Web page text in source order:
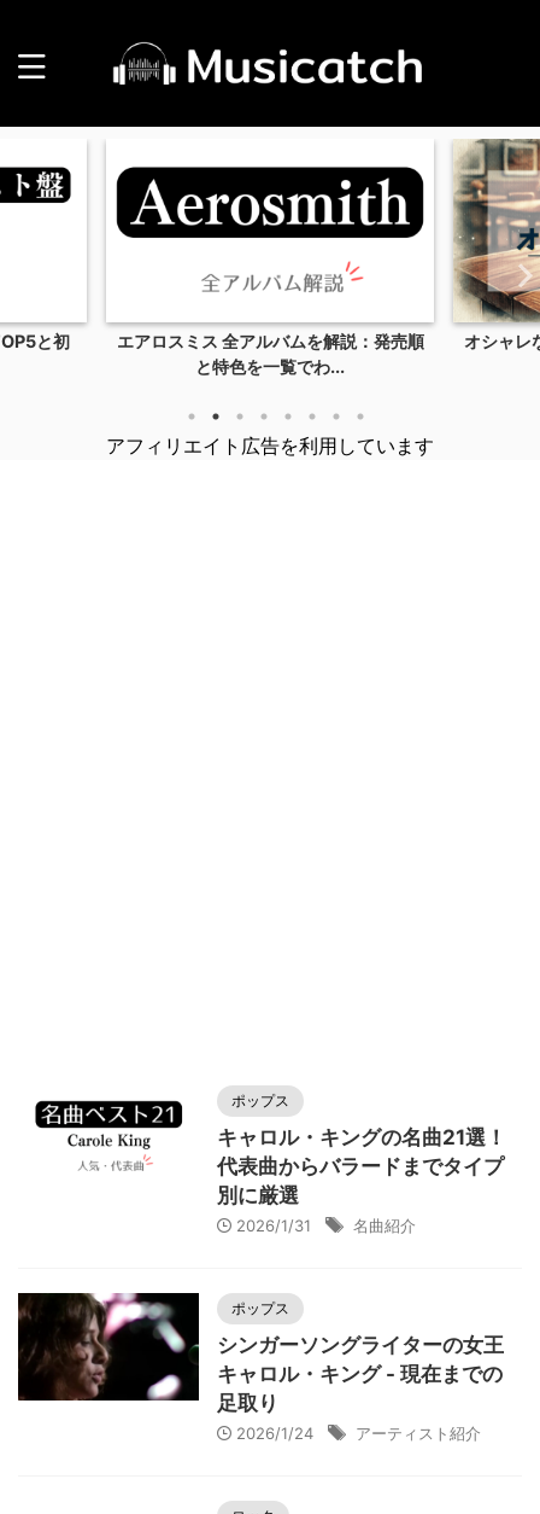
ムを解説：発売順
オシャレな洋楽21選！ハイセンスな曲を
男女アーティスト...
アフィリエイト広告を利用しています
ポップス
キャロル・キングの名曲21選！
代表曲からバラードまでタイプ
別に厳選
2026/1/31 名曲紹介
ポップス
シンガーソングライターの女王
キャロル・キング - 現在までの
足取り
2026/1/24 アーティスト紹介